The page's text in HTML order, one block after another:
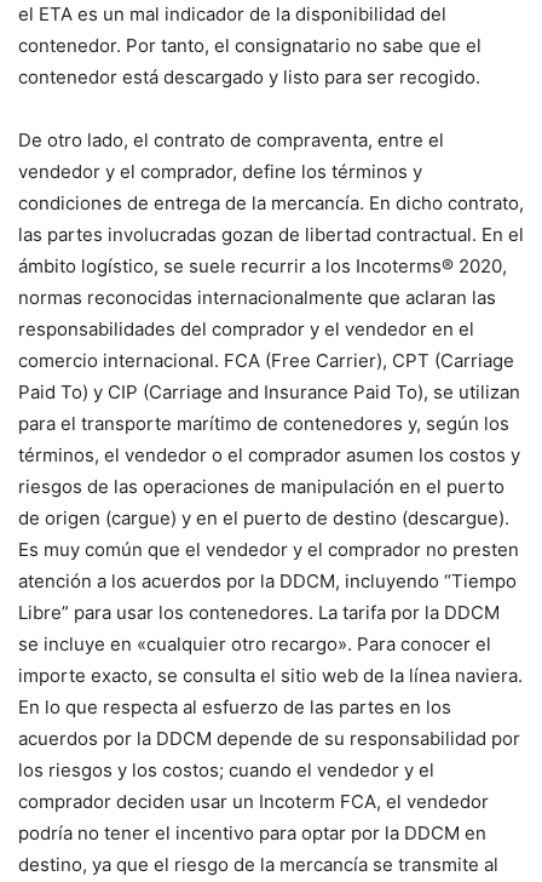
el ETA es un mal indicador de la disponibilidad del
contenedor. Por tanto, el consignatario no sabe que el
contenedor está descargado y listo para ser recogido.
De otro lado, el contrato de compraventa, entre el
vendedor y el comprador, define los términos y
condiciones de entrega de la mercancía. En dicho contrato,
las partes involucradas gozan de libertad contractual. En el
ámbito logístico, se suele recurrir a los Incoterms® 2020,
normas reconocidas internacionalmente que aclaran las
responsabilidades del comprador y el vendedor en el
comercio internacional. FCA (Free Carrier), CPT (Carriage
Paid To) y CIP (Carriage and Insurance Paid To), se utilizan
para el transporte marítimo de contenedores y, según los
términos, el vendedor o el comprador asumen los costos y
riesgos de las operaciones de manipulación en el puerto
de origen (cargue) y en el puerto de destino (descargue).
Es muy común que el vendedor y el comprador no presten
atención a los acuerdos por la DDCM, incluyendo “Tiempo
Libre” para usar los contenedores. La tarifa por la DDCM
se incluye en «cualquier otro recargo». Para conocer el
importe exacto, se consulta el sitio web de la línea naviera.
En lo que respecta al esfuerzo de las partes en los
acuerdos por la DDCM depende de su responsabilidad por
los riesgos y los costos; cuando el vendedor y el
comprador deciden usar un Incoterm FCA, el vendedor
podría no tener el incentivo para optar por la DDCM en
destino, ya que el riesgo de la mercancía se transmite al